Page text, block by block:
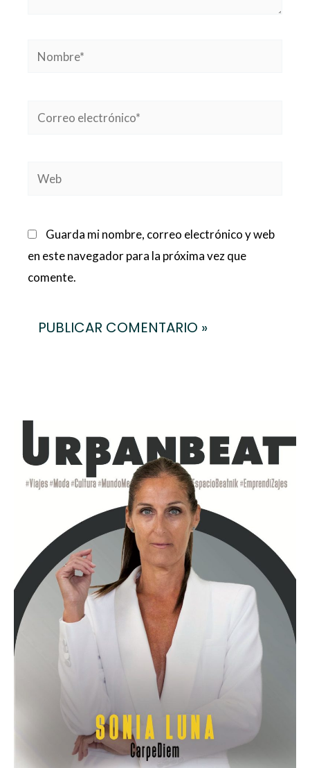
Nombre*
Correo
Web
Guarda mi nombre, correo electrónico y web
en este navegador para la próxima vez que
comente.